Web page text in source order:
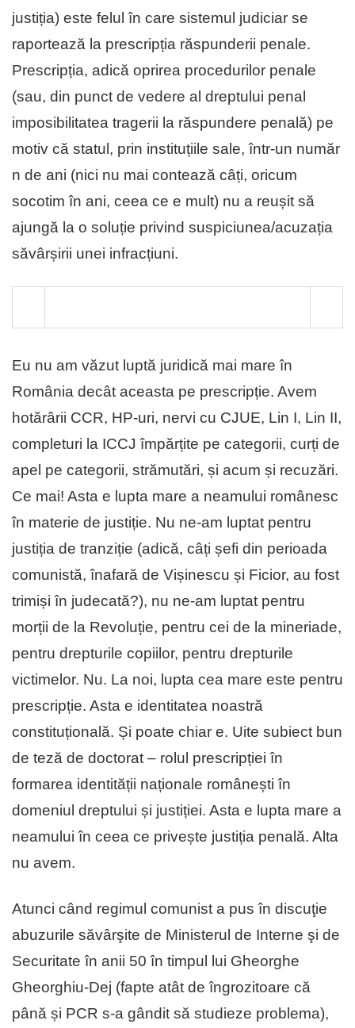
justiția) este felul în care sistemul judiciar se
raportează la prescripția răspunderii penale.
Prescripția, adică oprirea procedurilor penale
(sau, din punct de vedere al dreptului penal
imposibilitatea tragerii la răspundere penală) pe
motiv că statul, prin instituțiile sale, într-un număr
n de ani (nici nu mai contează câți, oricum
socotim în ani, ceea ce e mult) nu a reușit să
ajungă la o soluție privind suspiciunea/acuzația
săvârșirii unei infracțiuni.
Eu nu am văzut luptă juridică mai mare în
România decât aceasta pe prescripție. Avem
hotărârii CCR, HP-uri, nervi cu CJUE, Lin I, Lin II,
completuri la ICCJ împărțite pe categorii, curți de
apel pe categorii, strămutări, și acum și recuzări.
Ce mai! Asta e lupta mare a neamului românesc
în materie de justiție. Nu ne-am luptat pentru
justiția de tranziție (adică, câți șefi din perioada
comunistă, înafară de Vișinescu și Ficior, au fost
trimiși în judecată?), nu ne-am luptat pentru
morții de la Revoluție, pentru cei de la mineriade,
pentru drepturile copiilor, pentru drepturile
victimelor. Nu. La noi, lupta cea mare este pentru
prescripție. Asta e identitatea noastră
constituțională. Și poate chiar e. Uite subiect bun
de teză de doctorat – rolul prescripției în
formarea identității naționale românești în
domeniul dreptului și justiției. Asta e lupta mare a
neamului în ceea ce privește justiția penală. Alta
nu avem.
Atunci când regimul comunist a pus în discuţie
abuzurile săvârşite de Ministerul de Interne şi de
Securitate în anii 50 în timpul lui Gheorghe
Gheorghiu-Dej (fapte atât de îngrozitoare că
până și PCR s-a gândit să studieze problema),